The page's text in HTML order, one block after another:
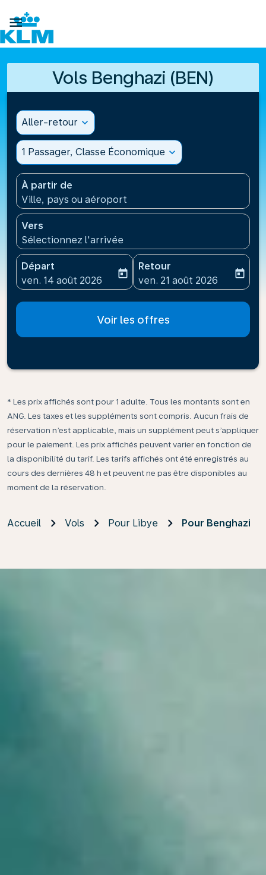

Vols Benghazi (BEN)
Aller-retour expand_more
1 Passager, Classe Économique expand_more
À partir de
Ville, pays ou aéroport
Vers
Sélectionnez l'arrivée
Départ
fc-booking-departure-date-aria-label
ven. 14 août 2026
today
Retour
fc-booking-return-date-
ven. 21 août 2026
today
Voir les offres
* Les prix affichés sont pour 1 adulte. Tous les montants sont en
ANG. Les taxes et les suppléments sont compris. Aucun frais de
réservation n’est applicable, mais un supplément peut s’appliquer
pour le paiement. Les prix affichés peuvent varier en fonction de
la disponibilité du tarif. Les tarifs affichés ont été enregistrés au
cours des dernières 48 h et peuvent ne pas être disponibles au
moment de la réservation.
Accueil Vols Pour Libye Pour Benghazi